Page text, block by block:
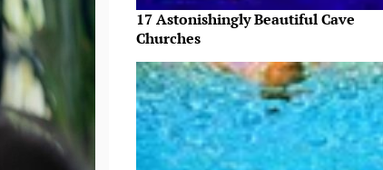
17 Astonishingly Beautiful Cave
Churches